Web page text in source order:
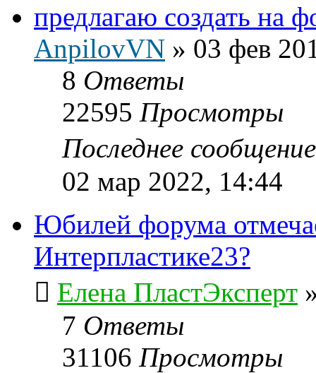
предлагаю создать на
AnpilovVN » 03 фев
8 Ответы
22595 Просмотры
Последнее
02 мар 2022, 14:44
Юбилей форума
Интерпластике23?
Елена ПластЭксперт
7 Ответы
31106 Просмотры